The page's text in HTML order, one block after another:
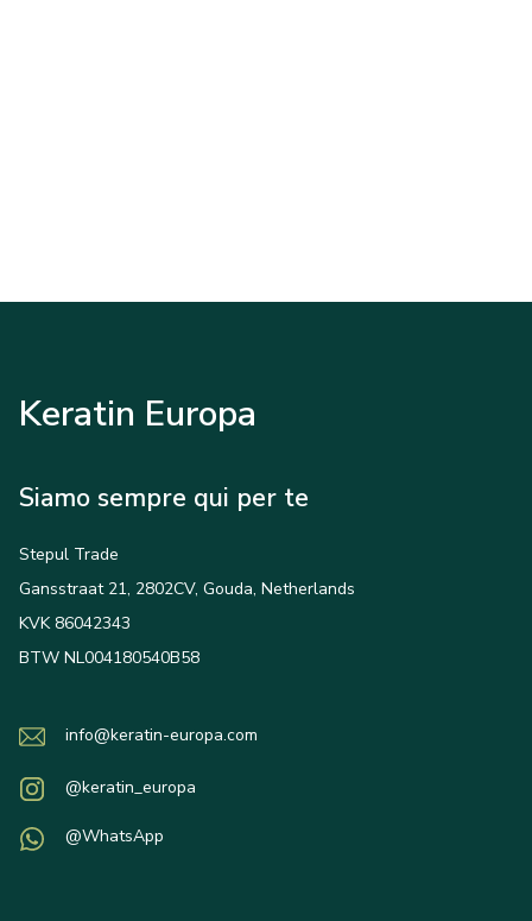
Keratin Europa
Siamo sempre qui per te
Stepul Trade
Gansstraat 21, 2802CV, Gouda, Netherlands
KVK 86042343
BTW NL004180540B58
info@keratin-europa.com
@keratin_europa
@WhatsApp